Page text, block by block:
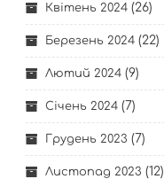
Квітень 2024 (26)
Березень 2024 (22)
Лютий 2024 (9)
Січень 2024 (7)
Грудень 2023 (7)
Листопад 2023 (12)